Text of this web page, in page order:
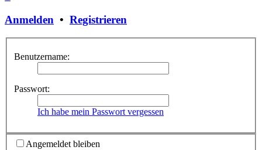
Anmelden • Registrieren
Benutzername:
Passwort:
Ich habe mein Passwort vergessen
Angemeldet bleiben